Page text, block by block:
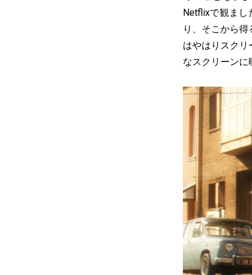
Netflixで観まし
り、そこから
はやはりスクリ
なスクリーンに